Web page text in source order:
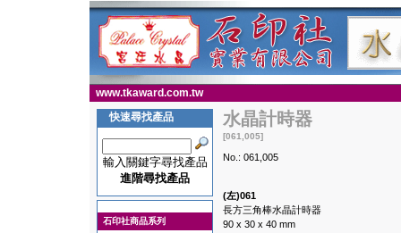
www.tkaward.com.tw
快速尋找產品
輸入關鍵字尋找產品
進階尋找產品
石印社商品系列
水晶計時器
[061,005]
No.: 061,005
(左)061
長方三角棒水晶計時器
90 x 30 x 40 mm